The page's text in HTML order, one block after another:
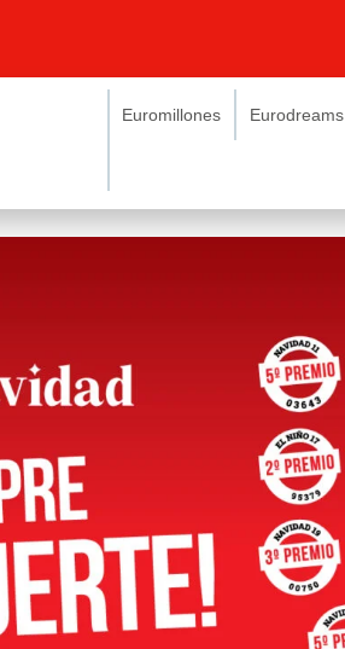
Euromillones Eurodreams